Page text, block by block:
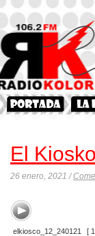
El
26 enero, 2021 /
elkiosco_12_240121 [